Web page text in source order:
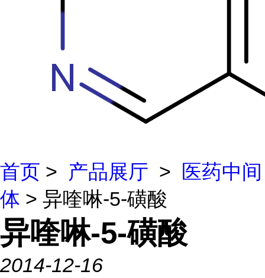
首页 > 产品展厅 >
医药中间
体 > 异喹啉-5-磺酸
异喹啉-5-磺酸
2014-12-16